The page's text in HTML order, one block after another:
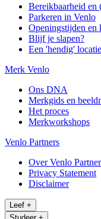
Bereikbaarheid en
Parkeren in Venlo
Openingstijden en
Blijf je slapen?
Een 'hendig'
Merk Venlo
Ons DNA
Merkgids en
Het proces
Merkworkshops
Venlo Partners
Over Venlo
Privacy Statement
Disclaimer
Leef +